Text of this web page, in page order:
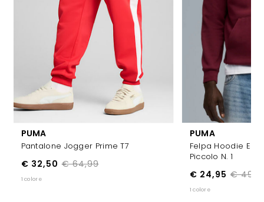
PUMA
Pantalone Jogger Prime T7
€ 64,99
€ 32,50
1 colore
PUMA
Felpa Hoodie
Piccolo N. 1
€
€ 24,95
1 colore